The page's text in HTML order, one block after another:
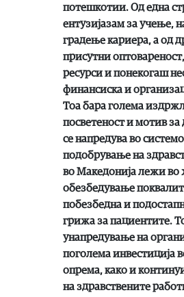
потешкотии. Од една
ентузијазам за учење,
градење кариера, а од
присутни
ресурси и понекогаш
финансиска и
Тоа бара голема
посветеност и мотив за
се напредува во
подобрување на
во Македонија лежи во
обезбедување
побезбедна и
грижа за пациентите.
унапредување на
поголема инвестиција
опрема, како и
на здравствените